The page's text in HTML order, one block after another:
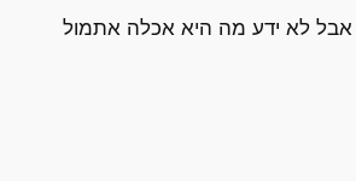
אבל לא ידע מה היא אכלה אתמול